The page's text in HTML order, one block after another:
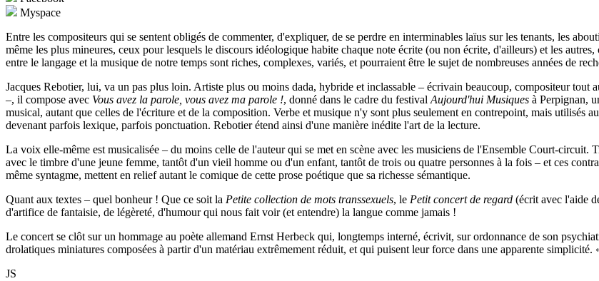
Myspace
Entre les compositeurs qui se sentent obligés de commenter, d'expliquer, de se perdre en interminables laïus sur les tenants, les
même les plus mineures, ceux pour lesquels le discours idéologique habite chaque note écrite (ou non écrite, d'ailleurs) et les
entre le langage et la musique de notre temps sont riches, complexes, variés, et pourraient être le sujet de nombreuses années de
Jacques Rebotier, lui, va un pas plus loin. Artiste plus ou moins dada, hybride et inclassable – écrivain beaucoup, compositeur tout
–, il compose avec Vous avez la parole, vous avez ma parole !, donné dans le cadre du festival Aujourd'hui Musiques à Perpignan,
musical, autant que celles de l'écriture et de la composition. Verbe et musique n'y sont plus seulement en contrepoint, mais utilisés
devenant parfois lexique, parfois ponctuation. Rebotier étend ainsi d'une manière inédite l'art de la lecture.
La voix elle-même est musicalisée – du moins celle de l'auteur qui se met en scène avec les musiciens de l'Ensemble Court-circuit.
avec le timbre d'une jeune femme, tantôt d'un vieil homme ou d'un enfant, tantôt de trois ou quatre personnes à la fois – et ces
même syntagme, mettent en relief autant le comique de cette prose poétique que sa richesse sémantique.
Quant aux textes – quel bonheur ! Que ce soit la Petite collection de mots transsexuels, le Petit concert de regard (écrit avec l'aide
d'artifice de fantaisie, de légèreté, d'humour qui nous fait voir (et entendre) la langue comme jamais !
Le concert se clôt sur un hommage au poète allemand Ernst Herbeck qui, longtemps interné, écrivit, sur ordonnance de son
drolatiques miniatures composées à partir d'un matériau extrêmement réduit, et qui puisent leur force dans une apparente simplicité.
JS